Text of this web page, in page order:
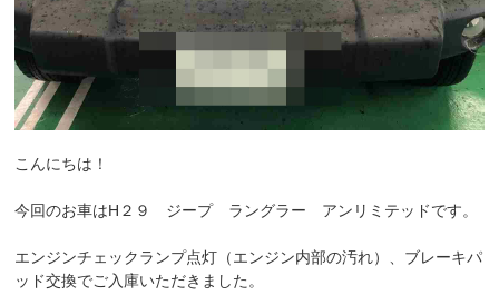
こんにちは！
今回のお車はH２９ ジープ ラングラー アンリミテッドです。
エンジンチェックランプ点灯（エンジン内部の汚れ）、ブレーキパ
ッド交換でご入庫いただきました。